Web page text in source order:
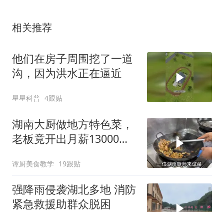
相关推荐
他们在房子周围挖了一道
沟，因为洪水正在逼近
星星科普 4跟贴
湖南大厨做地方特色菜，
老板竟开出月薪13000块
谭厨美食教学 19跟贴
强降雨侵袭湖北多地 消防
紧急救援助群众脱困